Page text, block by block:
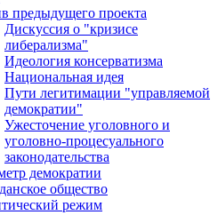
предыдущего проекта
Дискуссия о "кризисе
либерализма"
Идеология консерватизма
Национальная идея
Пути легитимации "управляемой
демократии"
Ужесточение уголовного и
уголовно-процесуального
законодательства
демократии
общество
режим